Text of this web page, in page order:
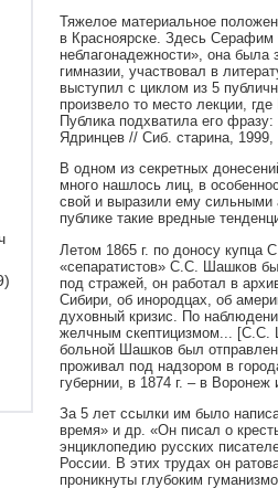
Тяжелое материальное
в Красноярске. Здесь Серафим
неблагонадежности», она
гимназии, участвовал в
выступил с циклом из 5
произвело то место лекции,
Публика подхватила его
Ядринцев // Сиб. старина,
В одном из секретных
много нашлось лиц, в
свой и выразили ему сильными
публике такие вредные
Летом 1865 г. по доносу купца
«сепаратистов» С.С. Шашков
под стражей, он работал в
Сибири, об инородцах, об
духовный кризис. По
желчным скептицизмом... [С.С.
больной Шашков был отправлен
проживал под надзором в
губернии, в 1874 г. – в
За 5 лет ссылки им было
время» и др. «Он писал о
энциклопедию русских
России. В этих трудах он
проникнуты глубоким